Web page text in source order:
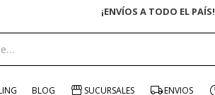
¡ENVÍOS A TODO EL PAÍS!
BLOG SUCURSALES ENVIOS